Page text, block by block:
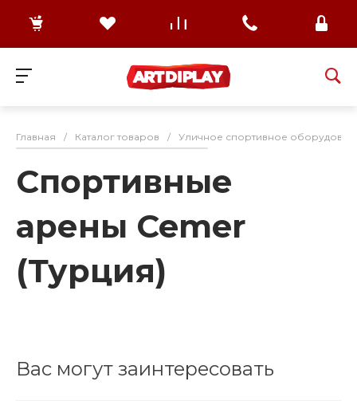
Главная / Каталог товаров / Уличное спортивное
Спортивные
арены Cemer
(Турция)
Вас могут заинтересовать